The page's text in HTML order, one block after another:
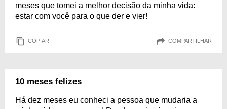
meses que tomei a melhor decisão da minha vida:
estar com você para o que der e vier!
COPIAR COMPARTILHAR
10 meses felizes
Há dez meses eu conheci a pessoa que mudaria a